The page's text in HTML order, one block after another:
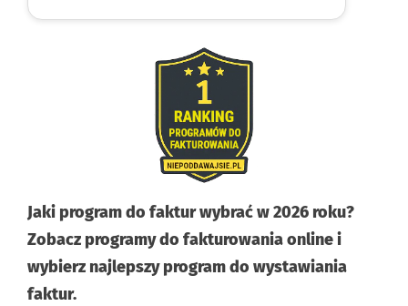
Jaki program do faktur wybrać w 2026 roku?
Zobacz programy do fakturowania online i
wybierz najlepszy program do wystawiania
faktur.